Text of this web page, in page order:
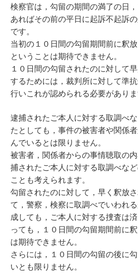
検察官は，勾留の期間の満了の日
あればその前の平日に起訴不起訴
です。
当初の１０日間の勾留期間前に釈
ということは期待できません。
１０日間の勾留されたのに対して
するためには，裁判所に対して準
行いこれが認められる必要がありま
逮捕されたご本人に対する取調べ
たとしても，事件の被害者や関係
んでいるとは限りません。
被害者，関係者からの事情聴取の
捕されたご本人に対する取調べな
ことも考えられます。
勾留されたのに対して，早く釈放
て，警察，検察に取調べでいわれ
成しても，ご本人に対する捜査は
っても，１０日間の勾留期間前に
は期待できません。
さらには，１０日間の勾留の後に
いとも限りません。